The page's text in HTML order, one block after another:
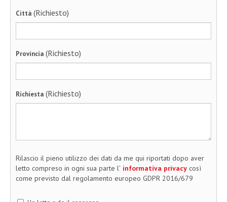
Città (Richiesto)
Provincia (Richiesto)
Richiesta (Richiesto)
Rilascio il pieno utilizzo dei dati da me qui riportati dopo aver
letto compreso in ogni sua parte l' informativa privacy
come previsto dal regolamento europeo GDPR 2016/679